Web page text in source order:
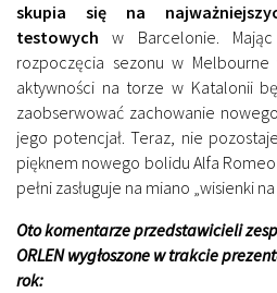
skupia się na
testowych w Barcelonie.
rozpoczęcia sezonu w
aktywności na torze w Katalonii
zaobserwować zachowanie
jego potencjał. Teraz, nie
pięknem nowego bolidu Alfa Romeo
pełni zasługuje na miano „wisienki
Oto komentarze przedstawicieli
ORLEN wygłoszone w trakcie
rok: